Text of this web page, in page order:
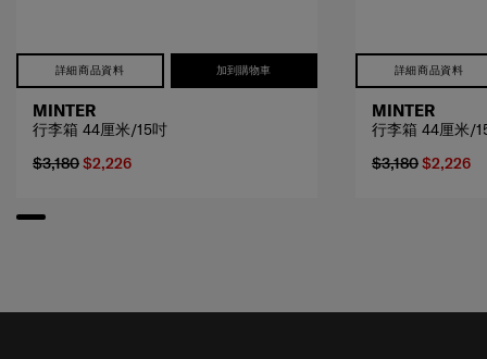
詳細商品資料 加到購物車
MINTER
行李箱 44厘米/15吋
$3,180$2,226
詳細商品資料
MINTER
行李箱 44厘米/
$3,180$2,226